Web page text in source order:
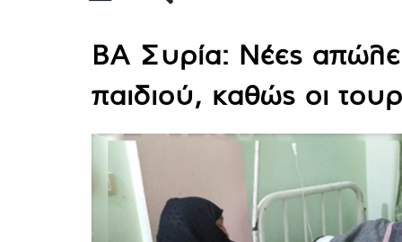
ΒΑ Συρία: Νέες
παιδιού, καθώς οι